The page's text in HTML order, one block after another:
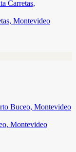
Montevideo
Montevideo